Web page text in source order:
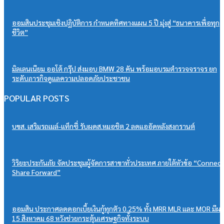
ออมสินประชุมเชิงปฏิบัติการ กำหนดทิศทางแผน 5 ปี มุ่งสู่ “ธนาคารเพื่อทุก
ชีวิต”
มิลเลนเนียม ออโต้ กรุ๊ป ส่งมอบ BMW 28 คัน พร้อมอบรมตำรวจจราจร ยก
ระดับภารกิจดูแลความปลอดภัยประชาชน
POPULAR POSTS
บขส. เสริมรถเมล์-แท็กซี่ รับผดส.หมอชิต 2 ลดแออัดหลังสงกรานต์
วิริยะประกันภัย จัดประชุมผู้จัดการสาขาทั่วประเทศ ภายใต้หัวข้อ “Connect
Share Forward”
ออมสิน ประกาศลดดอกเบี้ยเงินกู้ทุกตัว 0.25% ทั้ง MRR MLR และ MOR มีผล
15 สิงหาคม 68 หวังช่วยกระตุ้นเศรษฐกิจทั้งระบบ